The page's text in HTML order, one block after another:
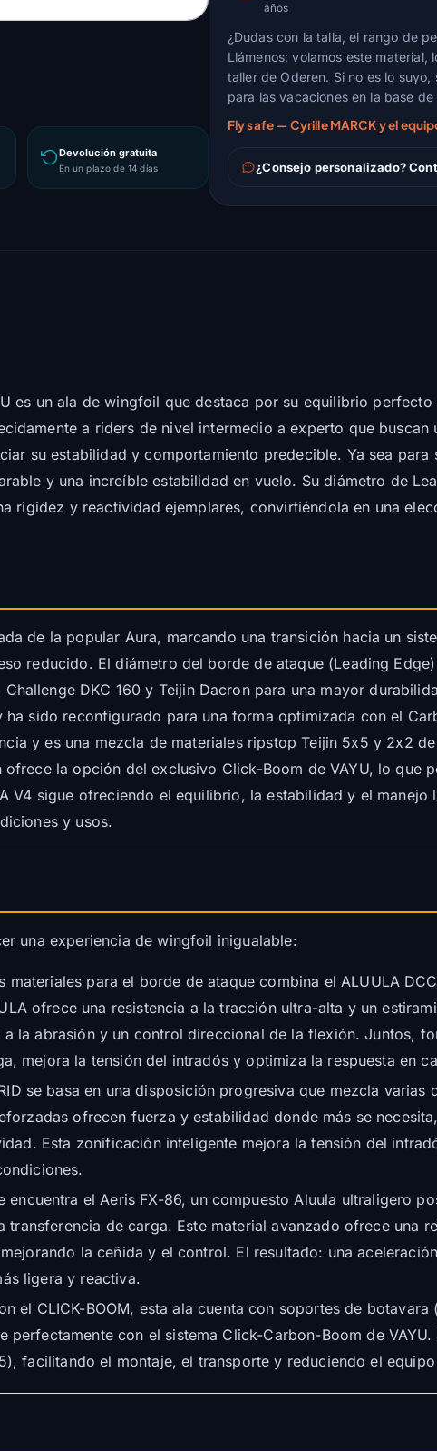
Devolución gratuita
En un plazo de 14 días
años
¿Dudas con la talla, el rango de
Llámenos: volamos este material,
taller de Oderen. Si no es lo
para las vacaciones en la base de
Fly safe — Cyrille MARCK y el
¿Consejo personalizado?
es un ala de wingfoil que destaca por su equilibrio
a riders de nivel intermedio a experto que buscan
su estabilidad y comportamiento predecible. Ya sea
y una increíble estabilidad en vuelo. Su diámetro de
rigidez y reactividad ejemplares, convirtiéndola en una
de la popular Aura, marcando una transición hacia un
reducido. El diámetro del borde de ataque (Leading
DKC 160 y Teijin Dacron para una mayor
sido reconfigurado para una forma optimizada con el
y es una mezcla de materiales ripstop Teijin 5x5 y 2x2
la opción del exclusivo Click-Boom de VAYU, lo que
V4 sigue ofreciendo el equilibrio, la estabilidad y el manejo
y usos.
una experiencia de wingfoil inigualable:
materiales para el borde de ataque combina el ALUULA
ofrece una resistencia a la tracción ultra-alta y un
la abrasión y un control direccional de la flexión. Juntos,
mejora la tensión del intradós y optimiza la respuesta en
se basa en una disposición progresiva que mezcla varias
ofrecen fuerza y estabilidad donde más se
Esta zonificación inteligente mejora la tensión del
encuentra el Aeris FX-86, un compuesto Aluula ultraligero
de carga. Este material avanzado ofrece una
la ceñida y el control. El resultado: una
ligera y reactiva.
el CLICK-BOOM, esta ala cuenta con soportes de
perfectamente con el sistema Click-Carbon-Boom de
facilitando el montaje, el transporte y reduciendo el